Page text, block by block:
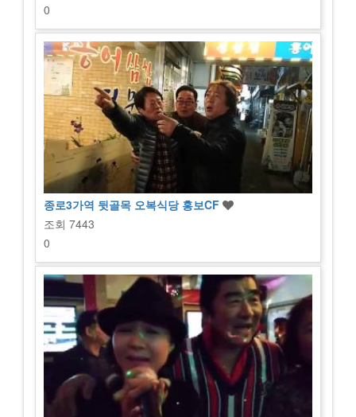
0
종로3가역 뒷골목 오복식당 홍보CF
조회 7443
0